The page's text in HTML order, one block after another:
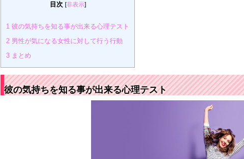
目次 [非表示]
1 彼の気持ちを知る事が出来る心理テスト
2 男性が気になる女性に対して行う行動
3 まとめ
彼の気持ちを知る事が出来る心理テスト